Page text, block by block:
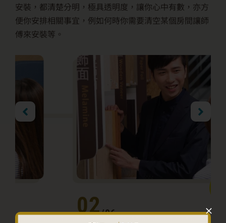
安裝，都清楚分明，極具透明度，讓你心中有數，亦方
便你安排相關事宜，例如何時你需要清空某個房間讓師
傅來安裝等。
02/06